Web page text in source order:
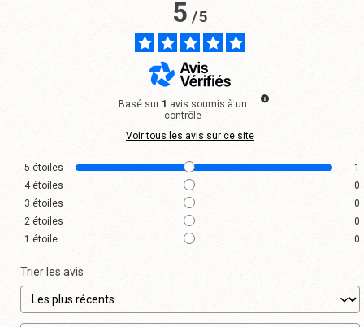
5/5
Basé sur 1 avis soumis à un
contrôle
Voir tous les avis sur ce site
5 étoiles
1
4 étoiles
0
3 étoiles
0
2 étoiles
0
1 étoile 0
Trier les avis